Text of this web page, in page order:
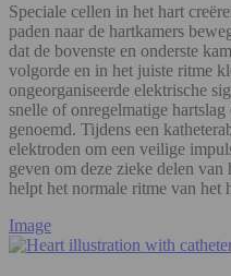
Speciale cellen in het hart
paden naar de hartkamers
dat de bovenste en onderste
volgorde en in het juiste ritme
ongeorganiseerde elektrische
snelle of onregelmatige
genoemd. Tijdens een
elektroden om een veilige
geven om deze zieke delen
helpt het normale ritme van het
Image